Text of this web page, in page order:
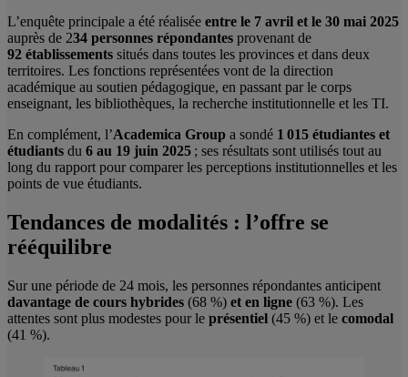
L’enquête principale a été réalisée entre le 7 avril et le 30 mai 2025
auprès de 234 personnes répondantes provenant de
92 établissements situés dans toutes les provinces et dans deux
territoires. Les fonctions représentées vont de la direction
académique au soutien pédagogique, en passant par le corps
enseignant, les bibliothèques, la recherche institutionnelle et les TI.
En complément, l’Academica Group a sondé 1 015 étudiantes et
étudiants du 6 au 19 juin 2025 ; ses résultats sont utilisés tout au
long du rapport pour comparer les perceptions institutionnelles et les
points de vue étudiants.
Tendances de modalités : l’offre se
rééquilibre
Sur une période de 24 mois, les personnes répondantes anticipent
davantage de cours hybrides (68 %) et en ligne (63 %). Les
attentes sont plus modestes pour le présentiel (45 %) et le comodal
(41 %).